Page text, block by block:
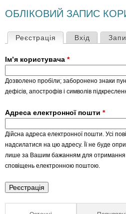
тут
ОБЛІКОВИЙ ЗАПИС
О
с
н
в
н
і
в
Реєстрація (активна вкладка)
Вхід
Ім’я користувача *
Дозволено пробіли; заборонено знаки
дефісів, апострофів і символів
Адреса електронної пошти *
Дійсна адреса електронної пошти. Усі
надсилатися на цю адресу. Її не буде
лише за Вашим бажанням для отримання
сповіщень електронною поштою.